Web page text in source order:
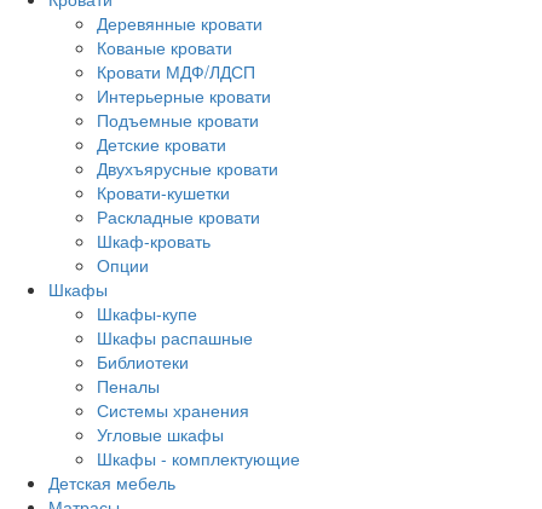
Деревянные кровати
Кованые кровати
Кровати МДФ/ЛДСП
Интерьерные кровати
Подъемные кровати
Детские кровати
Двухъярусные кровати
Кровати-кушетки
Раскладные кровати
Шкаф-кровать
Опции
Шкафы
Шкафы-купе
Шкафы распашные
Библиотеки
Пеналы
Системы хранения
Угловые шкафы
Шкафы - комплектующие
Детская мебель